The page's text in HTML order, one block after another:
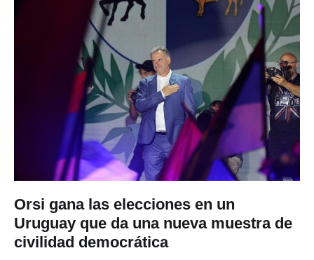
Orsi gana las elecciones en un
Uruguay que da una nueva muestra de
civilidad democrática